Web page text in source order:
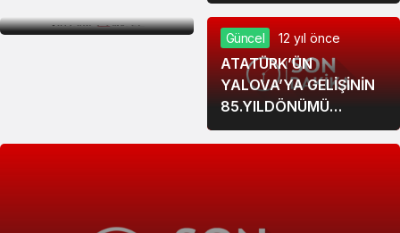
Güncel 12 yıl önce
ATATÜRK’ÜN
YALOVA’YA GELİŞİNİN
85.YILDÖNÜMÜ
COŞKUYLA KUTLANDI